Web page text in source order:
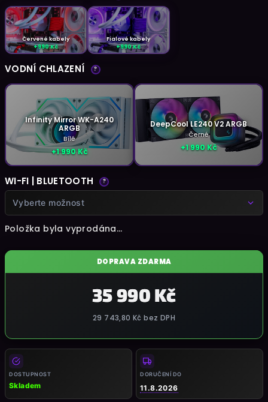
Červené kabely
+990 Kč
Fialové kabely
+990 Kč
VODNÍ CHLAZENÍ ?
Infinity Mirror WK-A240
ARGB
Bílé
+1 990 Kč
DeepCool LE240 V2 ARGB
Černé
+1 990 Kč
WI-FI | BLUETOOTH ?
Vyberte možnost
Položka byla vyprodána…
35 990 Kč
29 743,80 Kč bez DPH
Měrná
cena:
DOPRAVA ZDARMA
DOSTUPNOST
Skladem
DORUČENÍ DO
11.8.2026